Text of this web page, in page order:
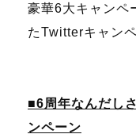
豪華6大キャンペ
たTwitterキャン
■6周年なんだし
ンペーン